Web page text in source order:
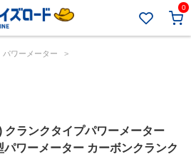
0
パワーメーター >
クランクタイプパワーメーター
ワーメーター カーボンクランク